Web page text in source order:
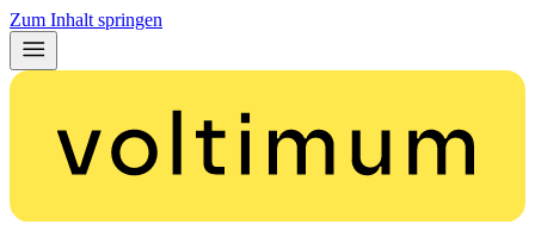
Zum Inhalt springen